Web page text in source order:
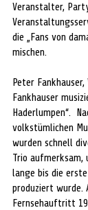
Veranstalter,
die „Fans von
mischen.
Peter
Fankhauser
Haderlumpen“.
volkstümlichen
wurden schnell
Trio aufmerksam,
lange bis die erste
produziert wurde.
Fernsehauftritt